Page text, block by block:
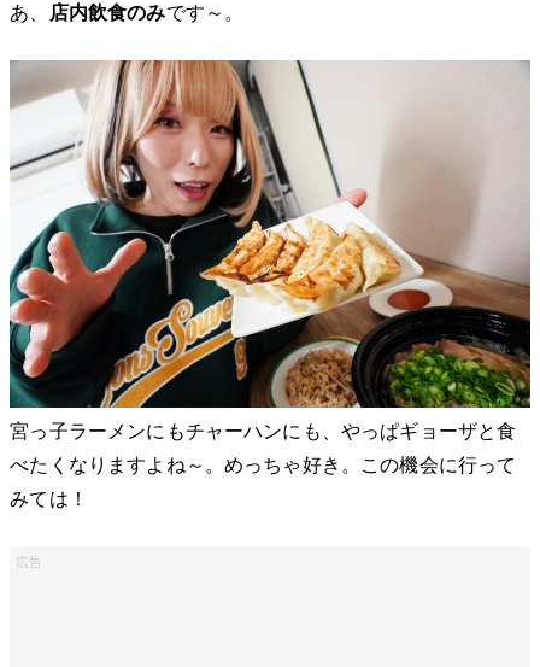
あ、 店内飲食のみです～。
宮っ子ラーメンにもチャーハンにも、やっぱギョーザと食
べたくなりますよね～。めっちゃ好き。この機会に行って
みては！